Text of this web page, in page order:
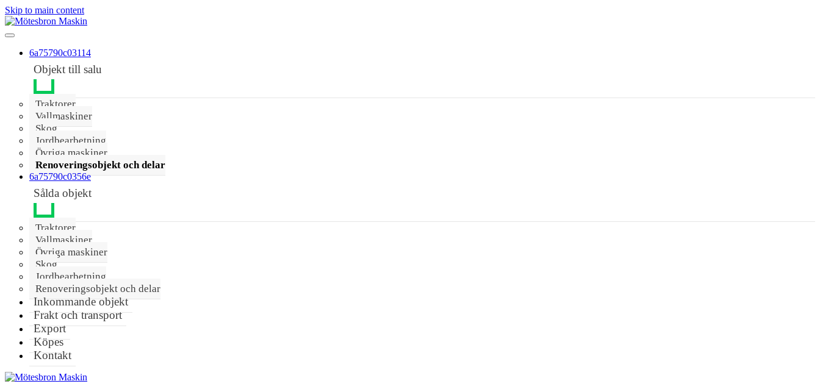
Skip to main content
6a75790c03114
Objekt till salu
Traktorer
Vallmaskiner
Skog
Jordbearbetning
Övriga maskiner
Renoveringsobjekt och delar
6a75790c0356e
Sålda objekt
Traktorer
Vallmaskiner
Övriga maskiner
Skog
Jordbearbetning
Renoveringsobjekt och delar
Inkommande objekt
Frakt och transport
Export
Köpes
Kontakt